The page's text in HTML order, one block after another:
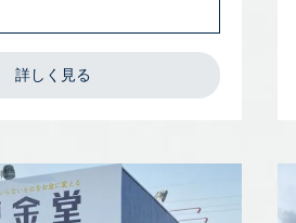
詳しく見る